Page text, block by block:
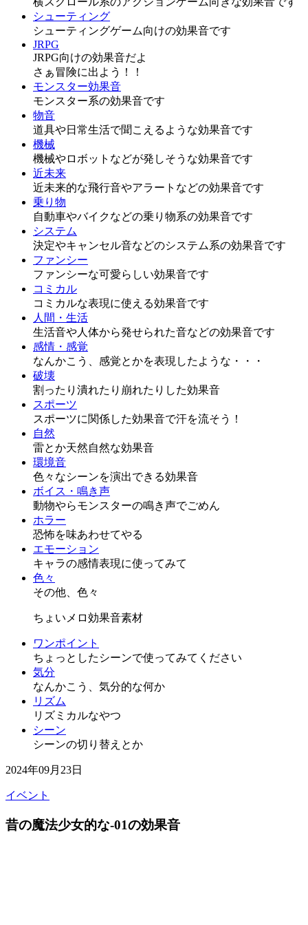
シューティング
シューティングゲーム向けの効果音です
JRPG
JRPG向けの効果音だよ
さぁ冒険に出よう！！
モンスター効果音
モンスター系の効果音です
物音
道具や日常生活で聞こえるような効果音です
機械
機械やロボットなどが発しそうな効果音です
近未来
近未来的な飛行音やアラートなどの効果音です
乗り物
自動車やバイクなどの乗り物系の効果音です
システム
決定やキャンセル音などのシステム系の効果音です
ファンシー
ファンシーな可愛らしい効果音です
コミカル
コミカルな表現に使える効果音です
人間・生活
生活音や人体から発せられた音などの効果音です
感情・感覚
なんかこう、感覚とかを表現したような・・・
破壊
割ったり潰れたり崩れたりした効果音
スポーツ
スポーツに関係した効果音で汗を流そう！
自然
雷とか天然自然な効果音
環境音
色々なシーンを演出できる効果音
ボイス・鳴き声
動物やらモンスターの鳴き声でごめん
ホラー
恐怖を味あわせてやる
エモーション
キャラの感情表現に使ってみて
色々
その他、色々
ちょいメロ効果音素材
ワンポイント
ちょっとしたシーンで使ってみてください
気分
なんかこう、気分的な何か
リズム
リズミカルなやつ
シーン
シーンの切り替えとか
2024年09月23日
イベント
昔の魔法少女的な-01の効果音